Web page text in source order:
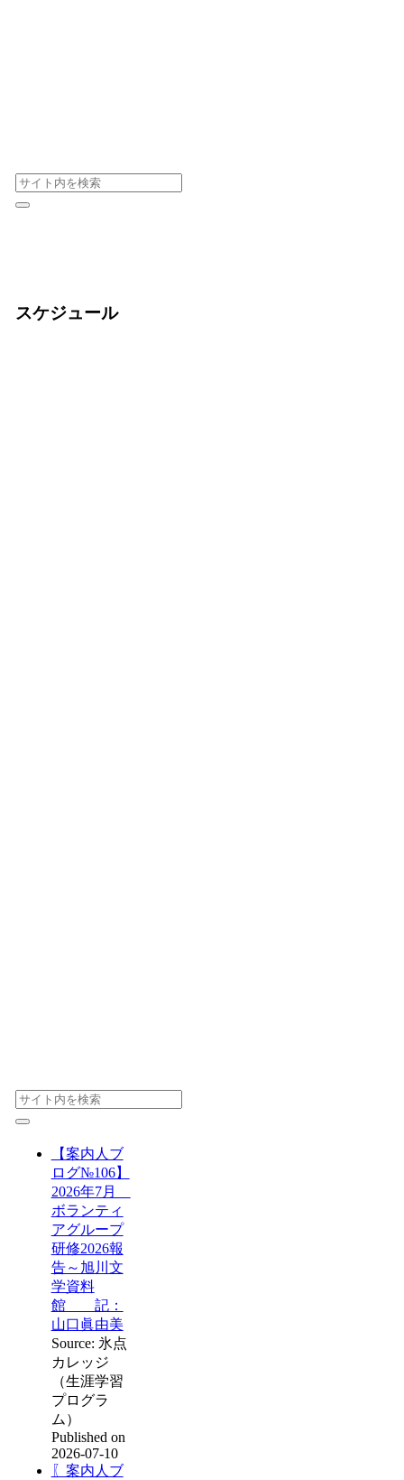
スケジュール
【案内人ブ
ログ№106】
2026年7月
ボランティ
アグループ
研修2026報
告～旭川文
学資料
館 記：
山口眞由美
Source: 氷点
カレッジ
（生涯学習
プログラ
ム）
Published on
2026-07-10
〖案内人ブ